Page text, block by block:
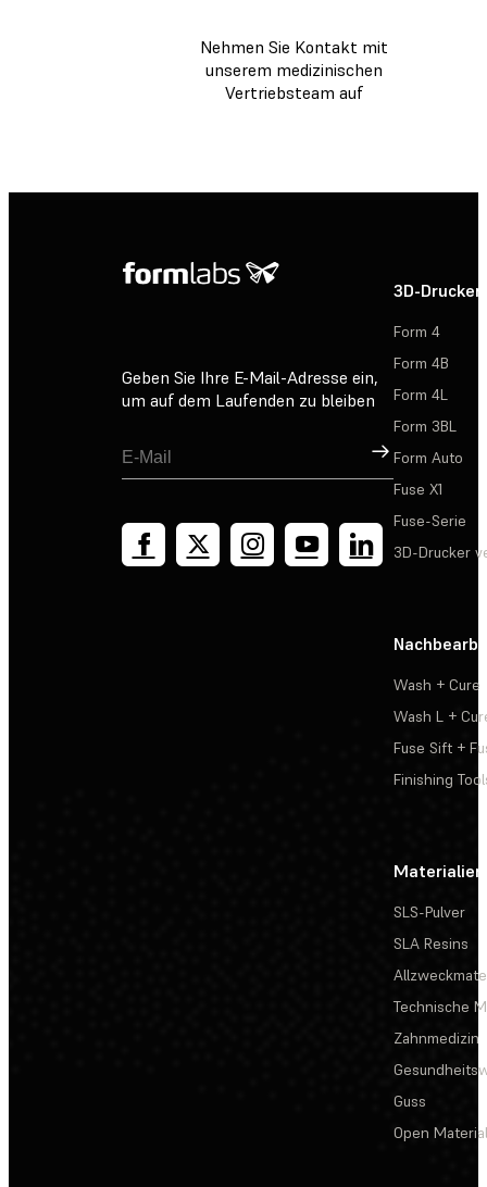
Nehmen Sie Kontakt mit
unserem medizinischen
Vertriebsteam auf
Geben Sie Ihre E-Mail-Adresse ein,
um auf dem Laufenden zu bleiben
Registrieren
3D-Drucker
Form 4
Form 4B
Form 4L
Form 3BL
Form Auto
Fuse X1
Fuse-Serie
3D-Drucker
Wash + Cure
Wash L +
Fuse Sift +
Finishing
Materialien
SLS-Pulver
SLA Resins
Technische
Zahnmedizin
Guss
Open